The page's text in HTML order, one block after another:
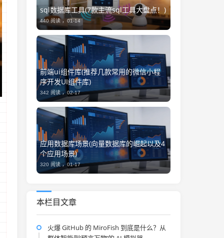
sql数据库工具(7款主流sql工具大盘点！)
440 阅读 ，01-14
前端ui组件库(推荐几款常用的微信小程
序开发UI组件库)
342 阅读 ，02-17
应用数据库场景(向量数据库的崛起以及4
个应用场景)
320 阅读 ，01-17
本栏目文章
火爆 GitHub 的 MiroFish 到底是什么？从